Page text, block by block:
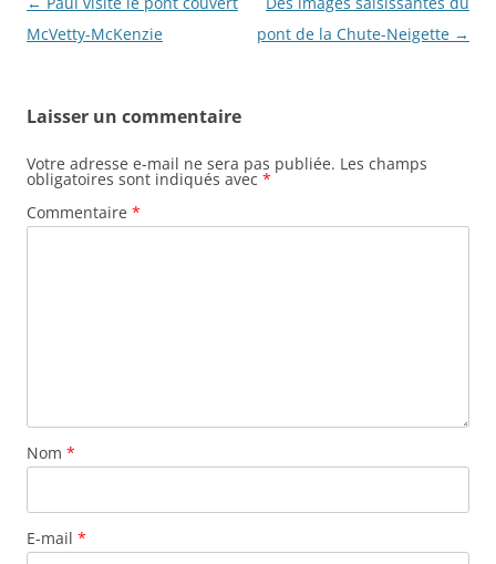
a
g
a
t
i
t
c
McVetty-McKenzie
pont de la Chute-Neigette →
Laisser un commentaire
Votre adresse e-mail ne sera pas publiée. Les champs
obligatoires sont indiqués avec *
Commentaire *
Nom *
E-mail *